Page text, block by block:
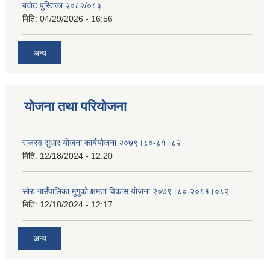
बजेट पुस्तिका २०८२/०८३
मिति: 04/29/2026 - 16:56
अन्य
योजना तथा परियोजना
राजस्व सुधार योजना कार्ययोजना २०७९।८०-८१।८२
मिति: 12/18/2024 - 12:20
सोरु गाउँपालिका मुगुको क्षमता विकास योजना २०७९।८०-२०८१।०८२
मिति: 12/18/2024 - 12:17
अन्य